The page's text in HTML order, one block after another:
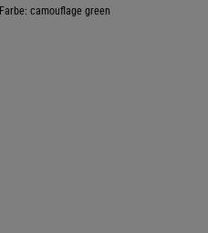
Farbe: camouflage green